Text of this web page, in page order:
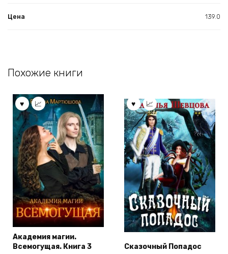
Цена 139.0
Похожие книги
Академия магии.
Всемогущая. Книга 3
Сказочный Попадос